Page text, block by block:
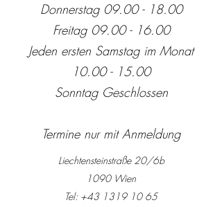
Donnerstag 09.00 - 18.00
Freitag 09.00 - 16.00
Jeden ersten Samstag im Monat
10.00 - 15.00
Sonntag Geschlossen
Termine nur mit Anmeldung
Liechtensteinstraße 20/6b
1090 Wien
Tel: +43 1319 10 65